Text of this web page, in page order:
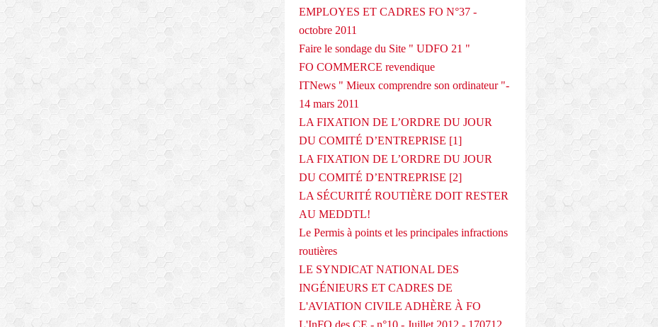
EMPLOYES ET CADRES FO N°37 -
octobre 2011
Faire le sondage du Site " UDFO 21 "
FO COMMERCE revendique
ITNews " Mieux comprendre son ordinateur "-
14 mars 2011
LA FIXATION DE L’ORDRE DU JOUR
DU COMITÉ D’ENTREPRISE [1]
LA FIXATION DE L’ORDRE DU JOUR
DU COMITÉ D’ENTREPRISE [2]
LA SÉCURITÉ ROUTIÈRE DOIT RESTER
AU MEDDTL!
Le Permis à points et les principales infractions
routières
LE SYNDICAT NATIONAL DES
INGÉNIEURS ET CADRES DE
L'AVIATION CIVILE ADHÈRE À FO
L'InFO des CE - n°10 - Juillet 2012 - 170712